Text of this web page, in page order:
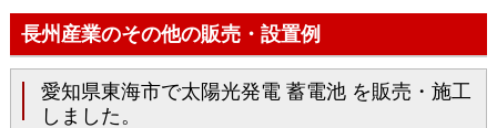
長州産業のその他の販売・設置例
愛知県東海市で太陽光発電 蓄電池 を販売・施工
しました。